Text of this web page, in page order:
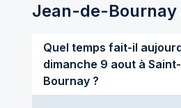
Jean-de-Bournay
Quel temps fait-il
dimanche 9 aout à Saint-Jean-de-
Bournay ?